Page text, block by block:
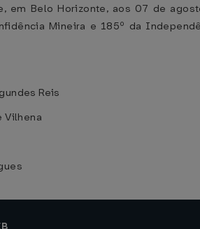
em Belo Horizonte, aos 07 de
Mineira e 185º da
Reis
Vilhena